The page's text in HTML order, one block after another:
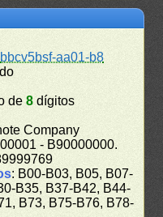
bbcv5bsf-aa01-b8
de8 dígitos
Company
- B90000000.
: B00-B03, B05, B07-
B35, B37-B42, B44-
B73, B75-B76, B78-